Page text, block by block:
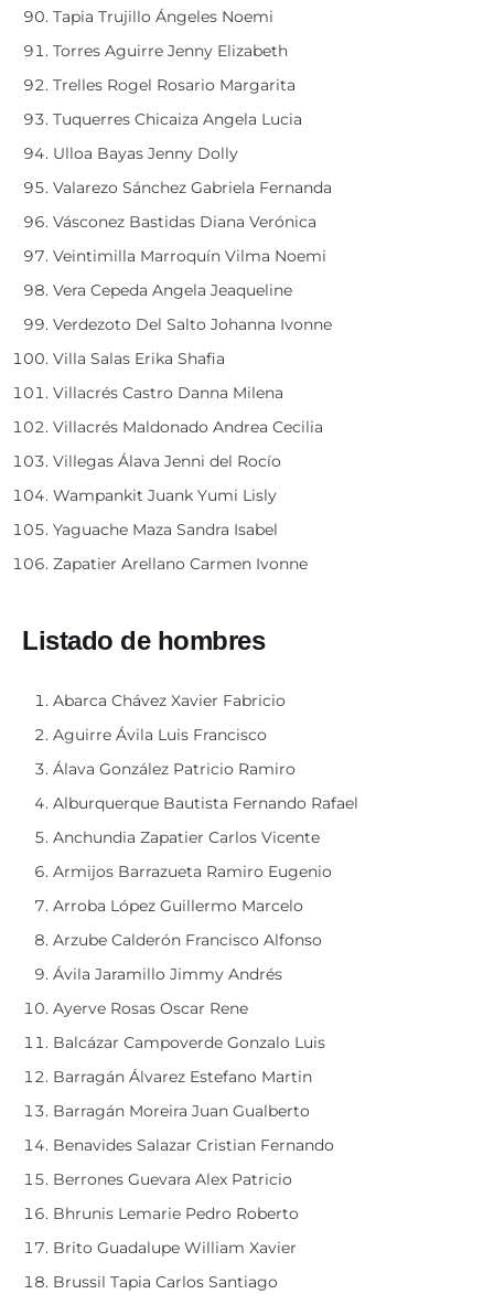
Tapia Trujillo Ángeles Noemi
Torres Aguirre Jenny Elizabeth
Trelles Rogel Rosario Margarita
Tuquerres Chicaiza Angela Lucia
Ulloa Bayas Jenny Dolly
Valarezo Sánchez Gabriela Fernanda
Vásconez Bastidas Diana Verónica
Veintimilla Marroquín Vilma Noemi
Vera Cepeda Angela Jeaqueline
Verdezoto Del Salto Johanna Ivonne
Villa Salas Erika Shafia
Villacrés Castro Danna Milena
Villacrés Maldonado Andrea Cecilia
Villegas Álava Jenni del Rocío
Wampankit Juank Yumi Lisly
Yaguache Maza Sandra Isabel
Zapatier Arellano Carmen Ivonne
Listado de hombres
Abarca Chávez Xavier Fabricio
Aguirre Ávila Luis Francisco
Álava González Patricio Ramiro
Alburquerque Bautista Fernando Rafael
Anchundia Zapatier Carlos Vicente
Armijos Barrazueta Ramiro Eugenio
Arroba López Guillermo Marcelo
Arzube Calderón Francisco Alfonso
Ávila Jaramillo Jimmy Andrés
Ayerve Rosas Oscar Rene
Balcázar Campoverde Gonzalo Luis
Barragán Álvarez Estefano Martin
Barragán Moreira Juan Gualberto
Benavides Salazar Cristian Fernando
Berrones Guevara Alex Patricio
Bhrunis Lemarie Pedro Roberto
Brito Guadalupe William Xavier
Brussil Tapia Carlos Santiago